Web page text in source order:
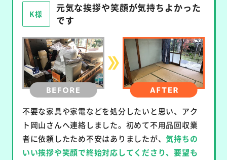
K様
元気な挨拶や笑顔が気持ちよかった
です
不要な家具や家電などを処分したいと思い、アク
ト岡山さんへ連絡しました。初めて不用品回収業
者に依頼したため不安はありましたが、気持ちの
いい挨拶や笑顔で終始対応してくださり、要望も